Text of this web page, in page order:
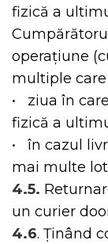
fizică a
operațiune
multiple
• ziua în
fizică a
• în cazul
mai multe
4.5.
un curier
4.6. Ținând